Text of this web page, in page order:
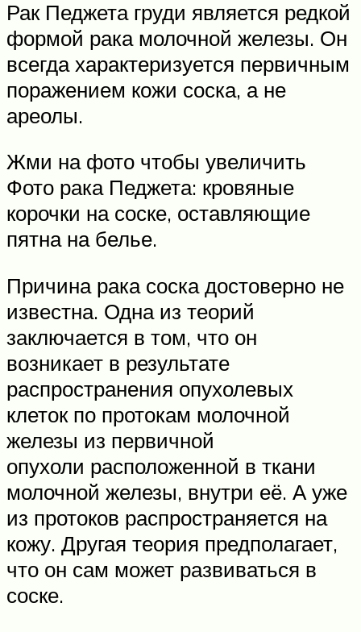
Рак Педжета груди является редкой
формой рака молочной железы. Он
всегда характеризуется первичным
поражением кожи соска, а не
ареолы.
Жми на фото чтобы увеличить
Фото рака Педжета: кровяные
корочки на соске, оставляющие
пятна на белье.
Причина рака соска достоверно не
известна. Одна из теорий
заключается в том, что он
возникает в результате
распространения опухолевых
клеток по протокам молочной
железы из первичной
опухоли расположенной в ткани
молочной железы, внутри её. А уже
из протоков распространяется на
кожу. Другая теория предполагает,
что он сам может развиваться в
соске.